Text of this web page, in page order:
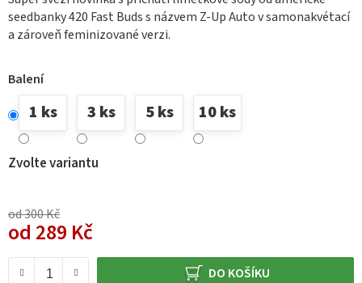
seedbanky 420 Fast Buds s názvem Z-Up Auto v samonakvétací
a zároveň feminizované verzi.
Balení
1 ks 3 ks 5 ks 10 ks
Zvolte variantu
od 300 Kč
od 289 Kč
DO KOŠÍKU